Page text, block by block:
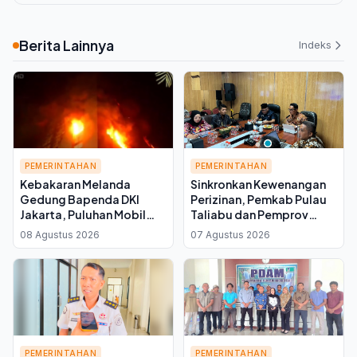
Berita Lainnya Indeks
PEMERINTAHAN
Kebakaran Melanda
Gedung Bapenda DKI
Jakarta, Puluhan Mobil
Damkar Dikerahkan ke
Lokasi
08 Agustus 2026
PEMERINTAHAN
Sinkronkan Kewenangan
Perizinan, Pemkab Pulau
Taliabu dan Pemprov
Malut Perkuat Koordinasi
Tata Ruang
07 Agustus 2026
PEMERINTAHAN PEMERINTAHAN